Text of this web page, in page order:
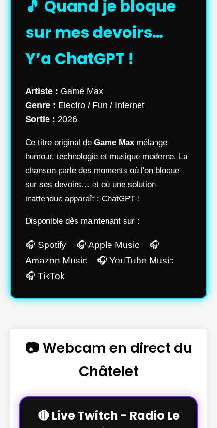
🎵 Quand je bloque
sur mes devoirs…
Y’a ChatGPT !
Artiste : Game Max
Genre : Electro / Fun / Internet
Sortie : 2026
Ce titre original de Game Max mélange
humour, technologie et musique moderne. La
chanson parle des moments où l'on bloque
sur ses devoirs… et où une solution
inattendue apparaît : ChatGPT !
Disponible dès maintenant sur :
🎧 Spotify 🎧 Apple Music 🎧
Amazon Music 🎧 YouTube Music
🎧 TikTok
📷 Webcam en direct du
Châtelet
🔴 Live Twitch - Radio Le